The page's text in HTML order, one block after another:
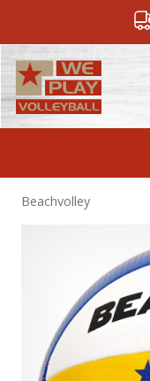
Beachvolley